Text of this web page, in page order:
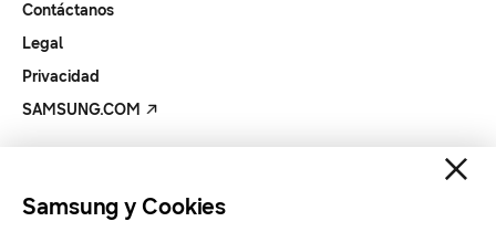
Contáctanos
Legal
Privacidad
SAMSUNG.COM
Samsung y Cookies